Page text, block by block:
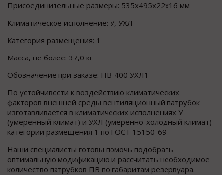
Присоединительные размеры: 535х495х22х16 мм
Климатическое исполнение: У, УХЛ
Категория размещения: 1
Масса, не более: 37,0 кг
Обозначение при заказе: ПВ-400 УХЛ1
По устойчивости к воздействию климатических
факторов внешней среды вентиляционный патрубок
изготавливается в климатических исполнениях У
(умеренный климат) и УХЛ (умеренно-холодный климат)
категории размещения 1 по ГОСТ 15150-69.
Наши специалисты готовы помочь подобрать
оптимальную модификацию и рассчитать необходимое
количество патрубков ПВ по габаритам резервуара.